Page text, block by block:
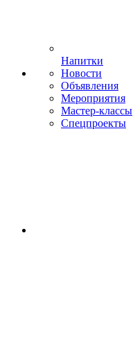
Напитки
Новости
Объявления
Мероприятия
Мастер-классы
Спецпроекты